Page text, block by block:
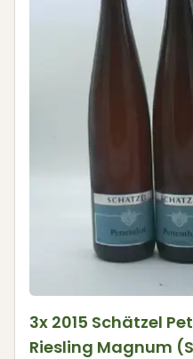
3x 2015 Schätzel
Riesling Magnum